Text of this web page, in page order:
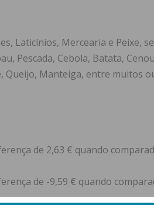
Laticínios, Mercearia e Peixe,
Pescada, Cebola, Batata,
Queijo, Manteiga, entre muitos
de 2,63 € quando
de -9,59 € quando